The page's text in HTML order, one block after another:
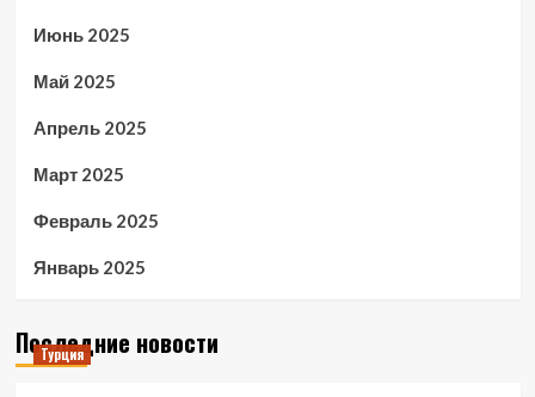
Июнь 2025
Май 2025
Апрель 2025
Март 2025
Февраль 2025
Январь 2025
Последние новости
Турция